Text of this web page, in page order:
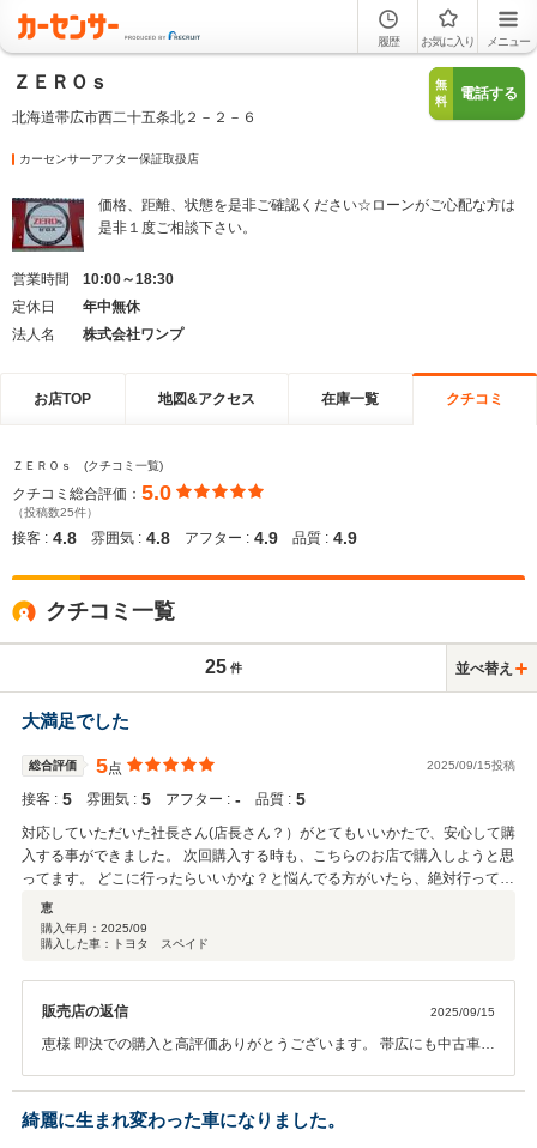
履歴 お気に入り メニュー
ＺＥＲＯｓ
北海道帯広市西二十五条北２－２－６
無
料
電話する
カーセンサーアフター保証取扱店
価格、距離、状態を是非ご確認ください☆ローンがご心配な方は
是非１度ご相談下さい。
営業時間
10:00～18:30
定休日
年中無休
法人名
株式会社ワンプ
お店TOP 地図&アクセス 在庫一覧 クチコミ
ＺＥＲＯｓ (クチコミ一覧)
クチコミ総合評価： 5.0
（投稿数25件）
接客 : 4.8 雰囲気 : 4.8 アフター : 4.9 品質 : 4.9
クチコミ一覧
25 件 並べ替え
大満足でした
総合評価 5点 2025/09/15投稿
接客 : 5 雰囲気 : 5 アフター : ‐ 品質 : 5
対応していただいた社長さん(店長さん？）がとてもいいかたで、安心して購
入する事ができました。 次回購入する時も、こちらのお店で購入しようと思
ってます。 どこに行ったらいいかな？と悩んでる方がいたら、絶対行ってみ
てほしいです。 ありがとうございました。
恵
購入年月： 2025/09
購入した車：トヨタ スペイド
販売店の返信 2025/09/15
恵様 即決での購入と高評価ありがとうございます。 帯広にも中古車販
ただける事には感謝いたします。 販売店も多数あり多くの人が働いて
おりますので恵様のように当社と良好な関係が築くことができる場合
もあれば中にはよく思われない事もございます、販売方法、価格、車
綺麗に生まれ変わった車になりました。